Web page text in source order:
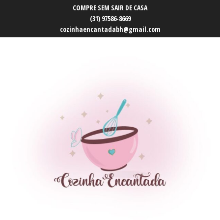
COMPRE SEM SAIR DE CASA
(31) 97586-8669
cozinhaencantadabh@gmail.com